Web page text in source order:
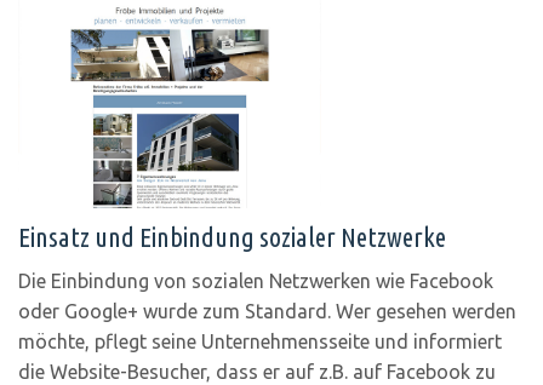
Einsatz und Einbindung sozialer Netzwerke
Die Einbindung von sozialen Netzwerken wie Facebook
oder Google+ wurde zum Standard. Wer gesehen werden
möchte, pflegt seine Unternehmensseite und informiert
die Website-Besucher, dass er auf z.B. auf Facebook zu